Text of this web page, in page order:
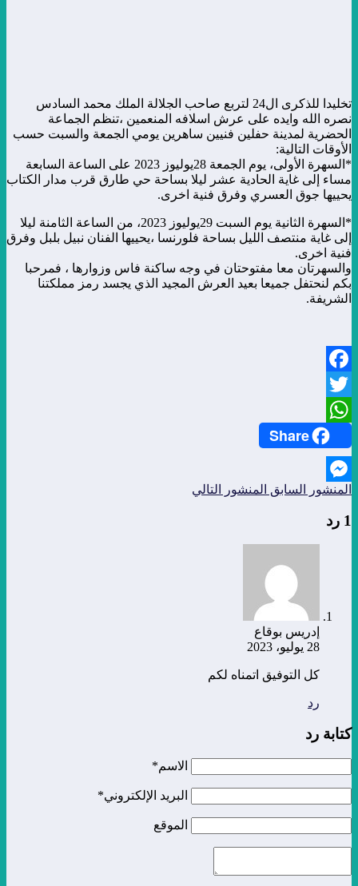
تخليدا للذكرى ال24 لتربع صاحب الجلالة الملك محمد السادس
نصره الله وايده على عرش اسلافه المنعمين ،تنظم الجماعة
الحضرية لمدينة حفلين فنيين ساهرين يومي الجمعة والسبت حسب
الأوقات التالية:
*السهرة الأولى، يوم الجمعة 28يوليوز 2023 على الساعة السابعة
مساء إلى غاية الحادية عشر ليلا بساحة حي طارق قرب مدار الكتاب
يحييها جوق العسري وفرق فنية اخرى.
*السهرة الثانية يوم السبت 29يوليوز 2023، من الساعة الثامنة ليلا
إلى غاية منتصف الليل بساحة فلورنسا ،يحييها الفنان نبيل بلبل وفرق
فنية اخرى.
والسهرتان معا مفتوحتان في وجه ساكنة فاس وزوارها ، فمرحبا
بكم لنحتفل جميعا بعيد العرش المجيد الذي يجسد رمز مملكتنا
الشريفة.
Facebook
Twitter
WhatsApp
Share
Messenger
المنشور السابق المنشور التالي
1 رد
إدريس بوقاع
28 يوليو، 2023
كل التوفيق اتمناه لكم
رد
كتابة رد
الاسم*
البريد الإلكتروني*
الموقع